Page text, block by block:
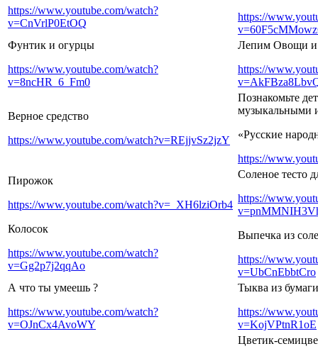
https://www.youtube.com/watch?
v=CnVrlP0EtOQ
https://
Фунтик и огурцы
https://www.youtube.com/watch?
v=8ncHR_6_Fm0
Лепим Овощи
https://
Верное средство
https://www.youtube.com/watch?v=REjjvSz2jzY
Познакомьте
музыкальными
«Русские
https://
Пирожок
https://www.youtube.com/watch?v=_XH6lziOrb4
Колосок
https://www.youtube.com/watch?
v=Gg2p7j2qqAo
Соленое тесто
https://
Выпечка из
https://
v=UbCnEbbtCro
А что ты умеешь ?
https://www.youtube.com/watch?
v=OJnCx4AvoWY
Тыква из бумаги
https://
v=KojVPtnR1oE
Цветик-